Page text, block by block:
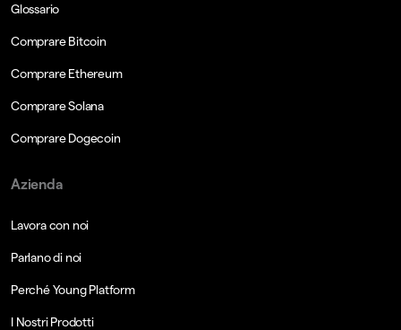
Glossario
Comprare Bitcoin
Comprare Ethereum
Comprare Solana
Comprare Dogecoin
Azienda
Lavora con noi
Parlano di noi
Perché Young Platform
I Nostri Prodotti